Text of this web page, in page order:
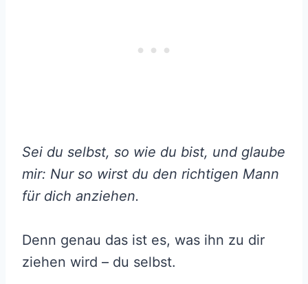
Sei du selbst, so wie du bist, und glaube
mir: Nur so wirst du den richtigen Mann
für dich anziehen.
Denn genau das ist es, was ihn zu dir
ziehen wird – du selbst.